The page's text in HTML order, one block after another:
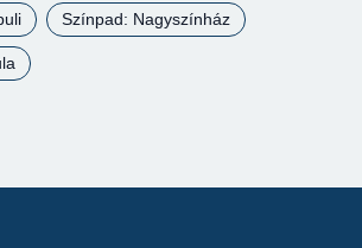
Színpad: Nagyszínház